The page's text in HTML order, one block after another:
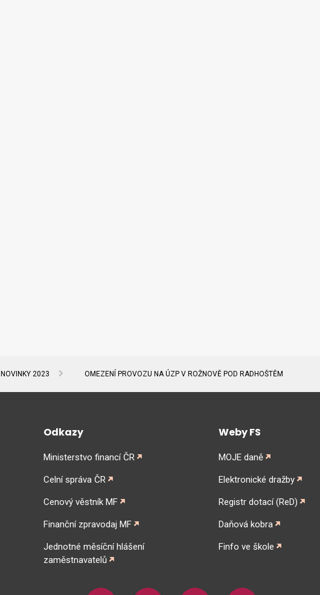
NOVINKY 2023 OMEZENÍ PROVOZU NA ÚZP V ROŽNOVĚ POD RADHOŠTĚM
Odkazy
Ministerstvo financí ČR
Celní správa ČR
Cenový věstník MF
Finanční zpravodaj MF
Jednotné měsíční hlášení
zaměstnavatelů
Weby FS
MOJE daně
Elektronické dražby
Registr dotací (ReD)
Daňová kobra
Finfo ve škole